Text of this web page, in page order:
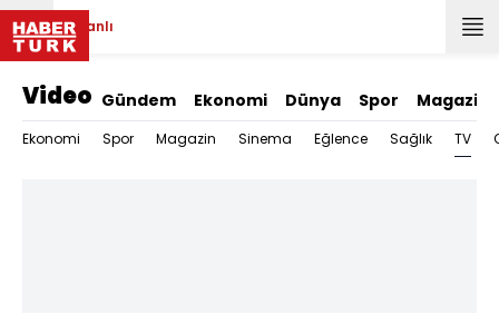
Canlı
Video Gündem Ekonomi Dünya Spor Magazin
Ekonomi Spor Magazin Sinema Eğlence Sağlık TV